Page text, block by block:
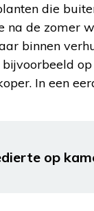
die
na de zomer
binnen
In een
op